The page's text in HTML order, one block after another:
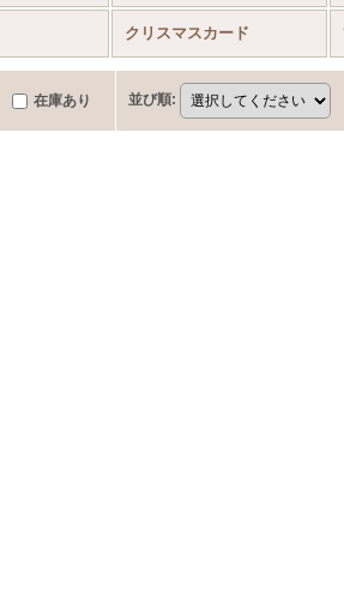
クリスマスカード
在庫あり 並び順: